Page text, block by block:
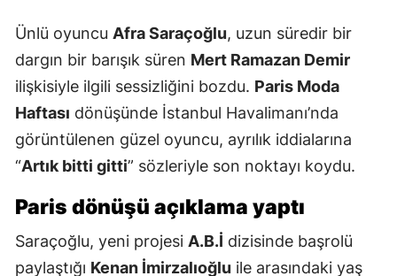
Ünlü oyuncu Afra Saraçoğlu, uzun süredir bir
dargın bir barışık süren Mert Ramazan Demir
ilişkisiyle ilgili sessizliğini bozdu. Paris Moda
Haftası dönüşünde İstanbul Havalimanı’nda
görüntülenen güzel oyuncu, ayrılık iddialarına
“Artık bitti gitti” sözleriyle son noktayı koydu.
Paris dönüşü açıklama yaptı
Saraçoğlu, yeni projesi A.B.İ dizisinde başrolü
paylaştığı Kenan İmirzalıoğlu ile arasındaki yaş